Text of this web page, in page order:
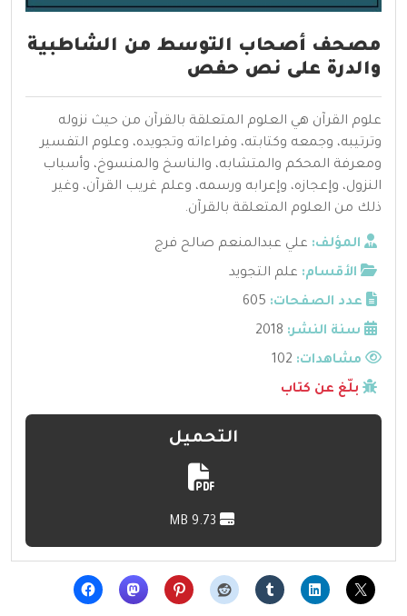
مصحف أصحاب التوسط من الشاطبية
والدرة على نص حفص
علوم القرآن هي العلوم المتعلقة بالقرآن من حيث نزوله
وترتيبه، وجمعه وكتابته، وقراءاته وتجويده، وعلوم التفسير
ومعرفة المحكم والمتشابه، والناسخ والمنسوخ، وأسباب
النزول، وإعجازه، وإعرابه ورسمه، وعلم غريب القرآن، وغير
ذلك من العلوم المتعلقة بالقرآن.
المؤلف: علي عبدالمنعم صالح فرج
الأقسام: علم التجويد
عدد الصفحات: 605
سنة النشر: 2018
مشاهدات:
بلّغ عن كتاب
التحميل